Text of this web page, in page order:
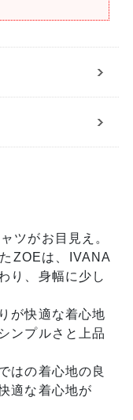
ツがお目見え。
ZOEは、IVANA
り、身幅に少し
が快適な着心地
ンプルさと上品
はの着心地の良
適な着心地が